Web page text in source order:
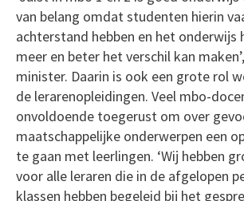
van belang omdat studenten hierin
achterstand hebben en het onderwijs
meer en beter het verschil kan
minister. Daarin is ook een grote rol
de lerarenopleidingen. Veel mbo-
onvoldoende toegerust om over
maatschappelijke onderwerpen een
te gaan met leerlingen. ‘Wij hebben
voor alle leraren die in de afgelopen
klassen hebben begeleid bij het